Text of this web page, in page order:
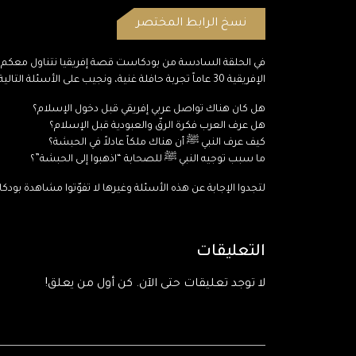
نسخ الرابط المختصر
في الحلقة السادسة من بودكاست قصة إفريقيا نتناول معكم
الإفريقية 30 عاماً تجربة حافلة غنية، ونجيب على الأسئلة التالية:
هل كان هناك تواصل عربي إفريقي قبل دخول الإسلام؟
هل عرف العرب فكرة الرقّ والعبودية قبل الإسلام؟
كيف عرف النبي ﷺ أن هناك ملكاً عادلاً في الحبشة؟
ما سبب توجيه النبي ﷺ للصحابة “اذهبوا إلى الحبشة”؟
لتجدوا الإجابة عن هذه الأسئلة وغيرها لا تفوّتوا مشاهدة
التعليقات
لا توجد تعليقات حتى الآن. كن أول من يعلق!